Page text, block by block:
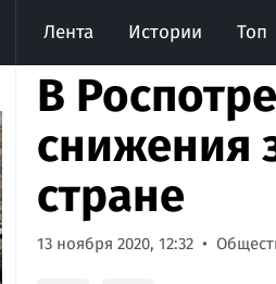
Лента Истории Топ
В
снижения
стране
13 ноября 2020, 12:32